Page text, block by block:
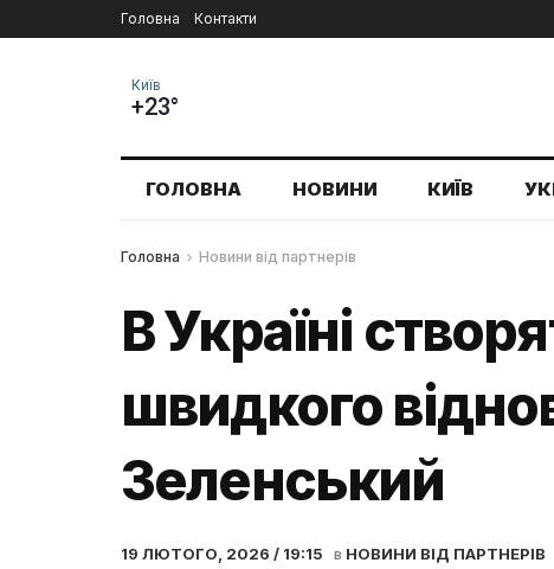
Головна Контакти
Київ
+23°
ГОЛОВНА НОВИНИ КИЇВ
Головна Новини від партнерів
В Україні
швидкого
Зеленський
19 ЛЮТОГО, 2026 / 19:15 в НОВИНИ ВІД ПАРТНЕРІВ